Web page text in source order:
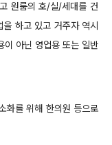
원룸의 호/실/세대를 건
하고 있고 거주자 역시
이 아닌 영업용 또는 일반
화를 위해 한의원 등으로